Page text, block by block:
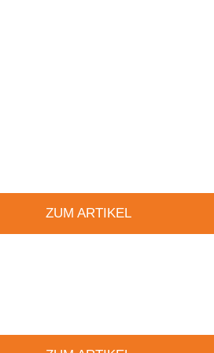
ZUM ARTIKEL